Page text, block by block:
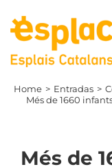
content
Home Entradas
Més de 1660
Més de